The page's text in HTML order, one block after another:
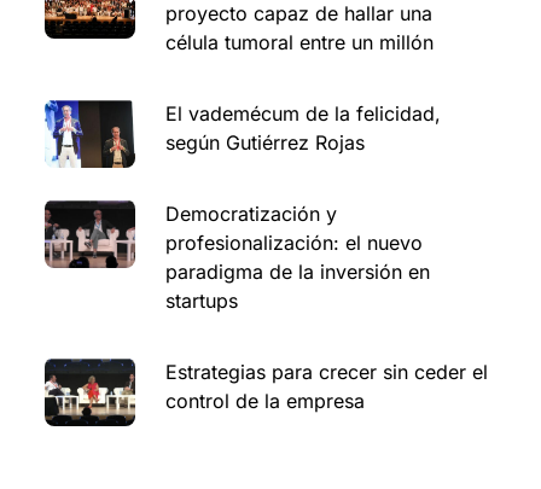
proyecto capaz de hallar una
célula tumoral entre un millón
El vademécum de la felicidad,
según Gutiérrez Rojas
Democratización y
profesionalización: el nuevo
paradigma de la inversión en
startups
Estrategias para crecer sin ceder el
control de la empresa